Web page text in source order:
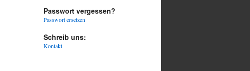
Passwort vergessen?
Passwort ersetzen
Schreib uns:
Kontakt